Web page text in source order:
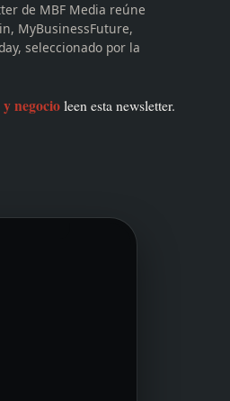
de MBF Media reúne
MyBusinessFuture,
seleccionado por la
negocioleen esta newsletter.